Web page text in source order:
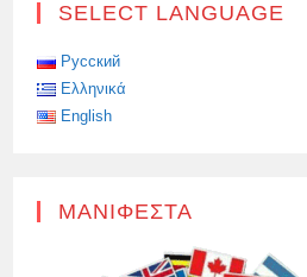
SELECT LANGUAGE
Русский
Ελληνικά
English
ΜΑΝΙΦΈΣΤΑ